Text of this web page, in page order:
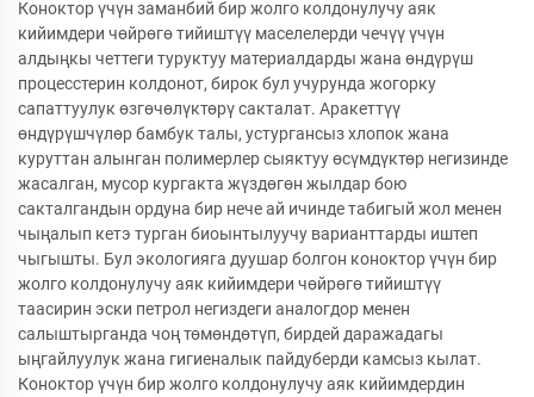
Коноктор үчүн заманбий бир жолго колдонулучу аяк
кийимдери чөйрөгө тийиштүү маселелерди чечүү үчүн
алдыңкы четтеги туруктуу материалдарды жана өндүрүш
процесстерин колдонот, бирок бул учурунда жогорку
сапаттуулук өзгөчөлүктөрү сакталат. Аракеттүү
өндүрүшчүлөр бамбук талы, устургансыз хлопок жана
куруттан алынган полимерлер сыяктуу өсүмдүктөр негизинде
жасалган, мусор кургакта жүздөгөн жылдар бою
сакталгандын ордуна бир нече ай ичинде табигый жол менен
чыңалып кетэ турган биоынтылуучу варианттарды иштеп
чыгышты. Бул экологияга дуушар болгон коноктор үчүн бир
жолго колдонулучу аяк кийимдери чөйрөгө тийиштүү
таасирин эски петрол негиздеги аналогдор менен
салыштырганда чоң төмөндөтүп, бирдей даражадагы
ыңгайлуулук жана гигиеналык пайдуберди камсыз кылат.
Коноктор үчүн бир жолго колдонулучу аяк кийимдердин